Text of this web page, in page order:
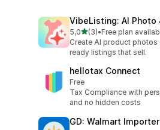
VibeListing: AI Photo
5,0de 5 estrelas
(3)
3 total de avaliações
•Free plan
Create AI product photos
ready listings that sell.
hellotax Connect
Free
Tax Compliance with
and no hidden costs
GD: Walmart Importer